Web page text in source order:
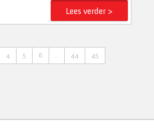
Lees verder >
4 5 6 .. 44
45